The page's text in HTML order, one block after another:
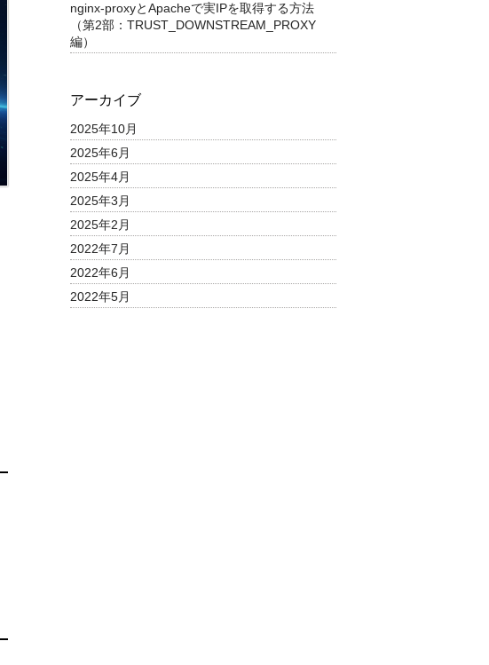
nginx-proxyとApacheで実IPを取得する方法
（第2部：TRUST_DOWNSTREAM_PROXY
編）
アーカイブ
2025年10月
2025年6月
2025年4月
2025年3月
2025年2月
2022年7月
2022年6月
2022年5月